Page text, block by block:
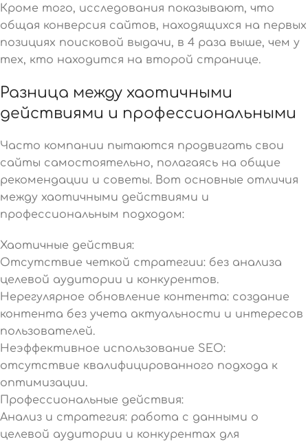
Кроме того, исследования показывают, что
общая конверсия сайтов, находящихся на первых
позициях поисковой выдачи, в 4 раза выше, чем у
тех, кто находится на второй странице.
Разница между хаотичными
действиями и профессиональными
Часто компании пытаются продвигать свои
сайты самостоятельно, полагаясь на общие
рекомендации и советы. Вот основные отличия
между хаотичными действиями и
профессиональным подходом:
Хаотичные действия:
Отсутствие четкой стратегии: без анализа
целевой аудитории и конкурентов.
Нерегулярное обновление контента: создание
контента без учета актуальности и интересов
пользователей.
Неэффективное использование SEO:
отсутствие квалифицированного подхода к
оптимизации.
Профессиональные действия:
Анализ и стратегия: работа с данными о
целевой аудитории и конкурентах для